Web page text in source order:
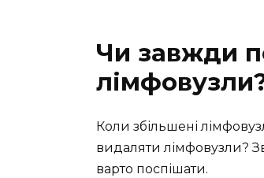
Чи завжди
Коли збільшені
видаляти лімфовузли?
варто поспішати.